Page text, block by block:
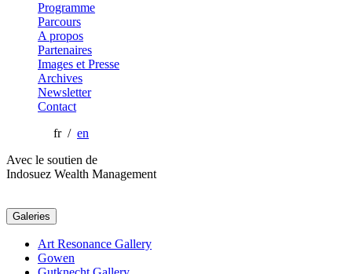
Programme
Parcours
A propos
Partenaires
Images et Presse
Archives
Newsletter
Contact
fr / en
Avec le soutien de
Indosuez Wealth Management
Galeries
Art Resonance Gallery
Gowen